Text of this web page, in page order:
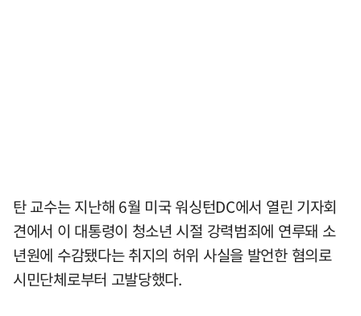
탄 교수는 지난해 6월 미국 워싱턴DC에서 열린 기자회
견에서 이 대통령이 청소년 시절 강력범죄에 연루돼 소
년원에 수감됐다는 취지의 허위 사실을 발언한 혐의로
시민단체로부터 고발당했다.